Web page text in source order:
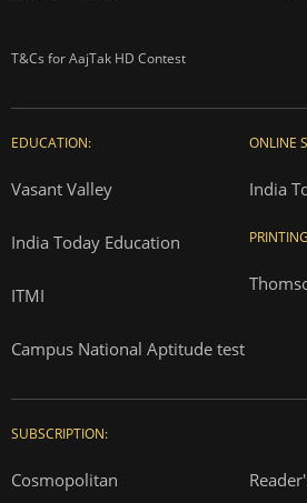
T&Cs for AajTak HD Contest
EDUCATION:
Vasant Valley
India Today Education
ITMI
Campus National Aptitude test
ONLINE
India
SUBSCRIPTION:
Cosmopolitan